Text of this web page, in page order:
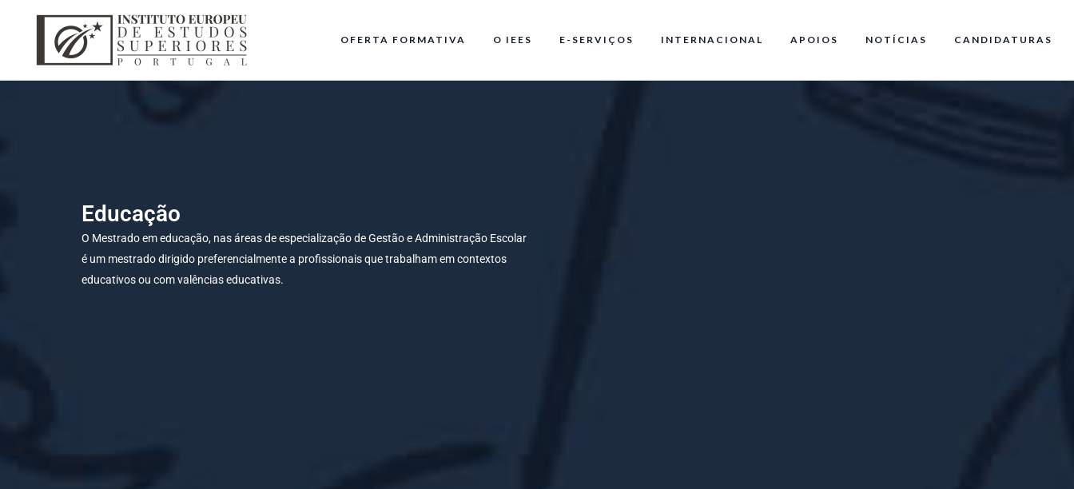
OFERTA FORMATIVA O IEES E-SERVIÇOS INTERNACIONAL APOIOS NOTÍCIAS CANDIDATURAS
Educação
O Mestrado em educação, nas áreas de especialização de Gestão e Administração Escolar
é um mestrado dirigido preferencialmente a profissionais que trabalham em contextos
educativos ou com valências educativas.